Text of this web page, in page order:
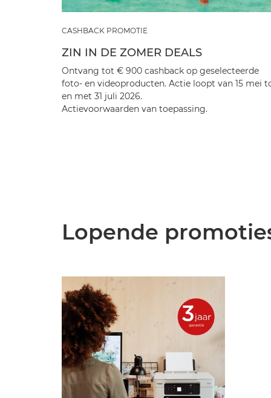
CASHBACK PROMOTIE
ZIN IN DE ZOMER DEALS
Ontvang tot € 900 cashback op geselecteerde
foto- en videoproducten. Actie loopt van 15 mei
en met 31 juli 2026.
Actievoorwaarden van toepassing.
Lopende